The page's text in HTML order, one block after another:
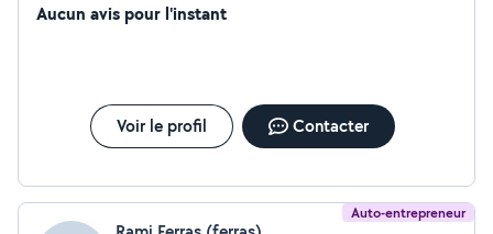
Aucun avis pour l'instant
Voir le profil Contacter
Auto-entrepreneur